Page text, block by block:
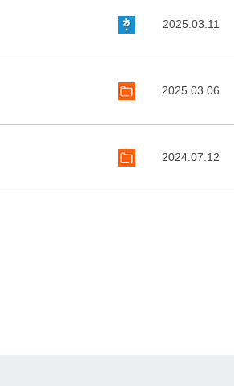
2025.03.11
2025.03.06
2024.07.12